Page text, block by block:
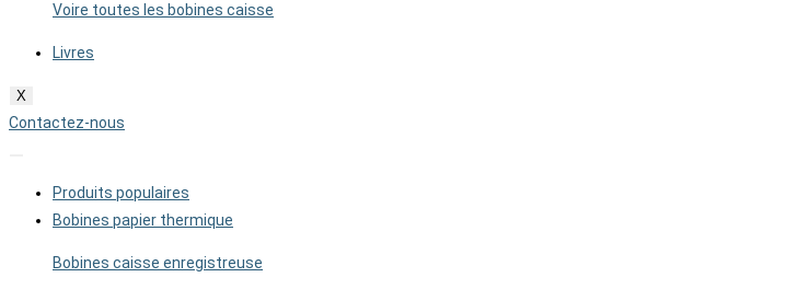
Voire toutes les bobines caisse
Livres
X
Contactez-nous
Produits populaires
Bobines papier thermique
Bobines caisse enregistreuse